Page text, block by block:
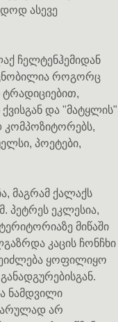
ასევე
ჩელტენჰემიდან
როგორც
და "მატყლის"
კომპოზიტორებს,
პოეტები,
მაგრამ ქალაქს
პეტრეს ეკლესია,
მიწაში
კაცის ჩონჩხი
ყოფილიყო
ნამდვილი
არ